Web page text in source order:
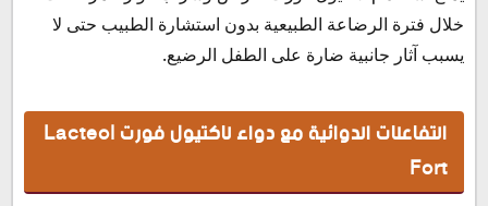
خلال فترة الرضاعة الطبيعية بدون استشارة الطبيب حتى لا
يسبب آثار جانبية ضارة على الطفل الرضيع.
التفاعلات الدوائية مع دواء لاكتيول فورت Lacteol
Fort